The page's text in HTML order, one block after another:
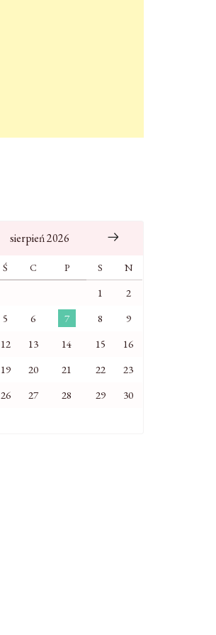
sierpień 2026
Ś C P S N
1
2
5 6 7 8
9
12 13 14 15
16
19 20 21 22
23
26 27 28 29
30